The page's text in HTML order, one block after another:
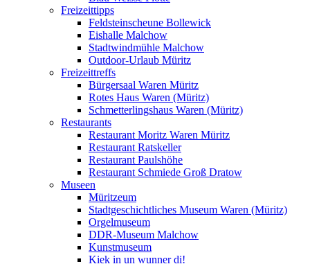
Freizeittipps
Feldsteinscheune Bollewick
Eishalle Malchow
Stadtwindmühle Malchow
Outdoor-Urlaub Müritz
Freizeittreffs
Bürgersaal Waren Müritz
Rotes Haus Waren (Müritz)
Schmetterlingshaus Waren (Müritz)
Restaurants
Restaurant Moritz Waren Müritz
Restaurant Ratskeller
Restaurant Paulshöhe
Restaurant Schmiede Groß Dratow
Museen
Müritzeum
Stadtgeschichtliches Museum Waren (Müritz)
Orgelmuseum
DDR-Museum Malchow
Kunstmuseum
Kiek in un wunner di!